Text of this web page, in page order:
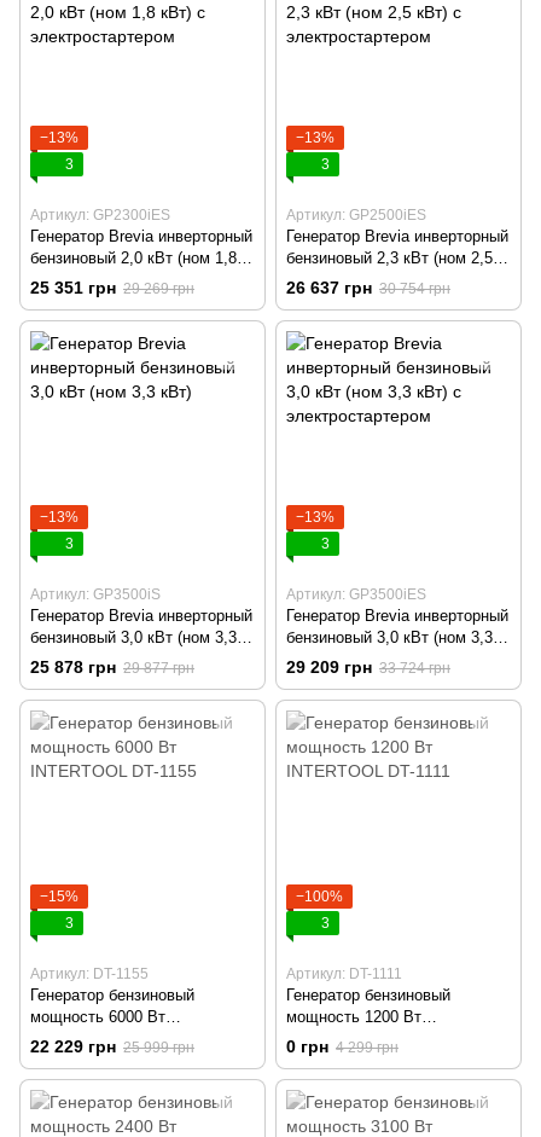
−13%
3
Артикул: GP2300iES
Генератор Brevia инверторный
бензиновый 2,0 кВт (ном 1,8
кВт) с электростартером
25 351 грн 29 269 грн
−13%
3
Артикул: GP2500iES
Генератор Brevia инверторный
бензиновый 2,3 кВт (ном 2,5
кВт) с электростартером
26 637 грн 30 754 грн
−13%
3
Артикул: GP3500iS
Генератор Brevia инверторный
бензиновый 3,0 кВт (ном 3,3
кВт)
25 878 грн 29 877 грн
−13%
3
Артикул: GP3500iES
Генератор Brevia инверторный
бензиновый 3,0 кВт (ном 3,3
кВт) с электростартером
29 209 грн 33 724 грн
−15%
3
Артикул: DT-1155
Генератор бензиновый
мощность 6000 Вт
INTERTOOL DT-1155
22 229 грн 25 999 грн
−100%
3
Артикул: DT-1111
Генератор бензиновый
мощность 1200 Вт
INTERTOOL DT-1111
0 грн 4 299 грн